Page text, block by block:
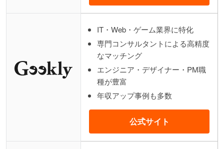
IT・Web・ゲーム業界に特化
専門コンサルタントによる高精度
なマッチング
エンジニア・デザイナー・PM職
種が豊富
年収アップ事例も多数
公式サイト